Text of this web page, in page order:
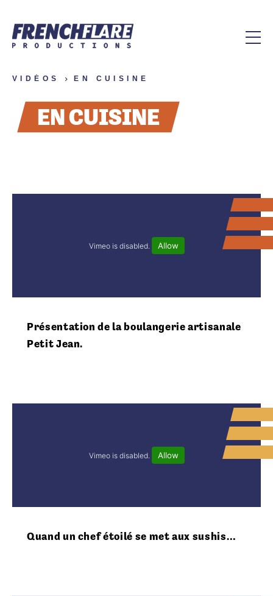
VIDÉOS EN CUISINE
EN CUISINE
Vimeo is disabled. Allow
Présentation de la boulangerie artisanale
Petit Jean.
Vimeo is disabled. Allow
Quand un chef étoilé se met aux sushis…
BIO
VIDÉOS
RÉFÉRENCES